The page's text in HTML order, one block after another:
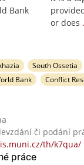
Bank
or does
South Ossetia
Bank Conflict
či podání
th/k7qua/
práce